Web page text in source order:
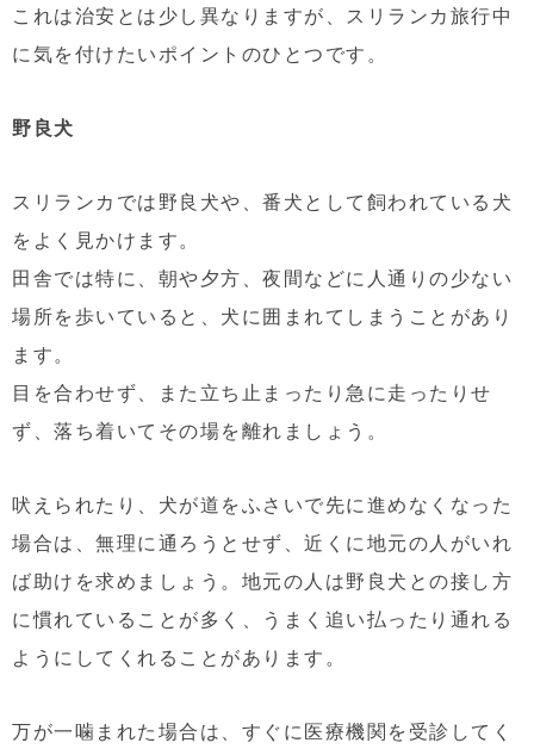
これは治安とは少し異なりますが、スリランカ旅行中
に気を付けたいポイントのひとつです。
野良犬
スリランカでは野良犬や、番犬として飼われている犬
をよく見かけます。
田舎では特に、朝や夕方、夜間などに人通りの少ない
場所を歩いていると、犬に囲まれてしまうことがあり
ます。
目を合わせず、また立ち止まったり急に走ったりせ
ず、落ち着いてその場を離れましょう。
吠えられたり、犬が道をふさいで先に進めなくなった
場合は、無理に通ろうとせず、近くに地元の人がいれ
ば助けを求めましょう。地元の人は野良犬との接し方
に慣れていることが多く、うまく追い払ったり通れる
ようにしてくれることがあります。
万が一噛まれた場合は、すぐに医療機関を受診してく